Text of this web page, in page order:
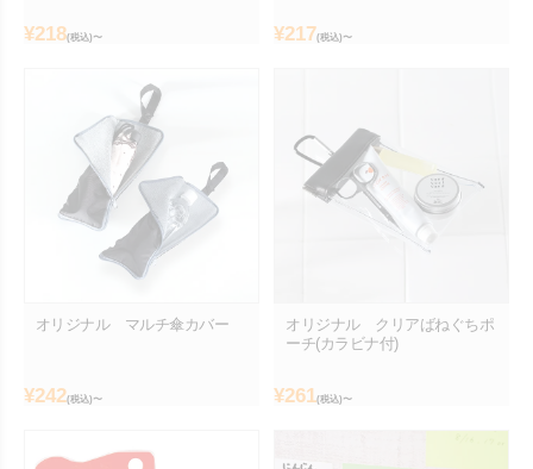
¥218(税込)〜 ¥217(税込)〜
オリジナル マルチ傘カバー
¥242(税込)〜
オリジナル クリアばねぐちポ
ーチ(カラビナ付)
¥261(税込)〜